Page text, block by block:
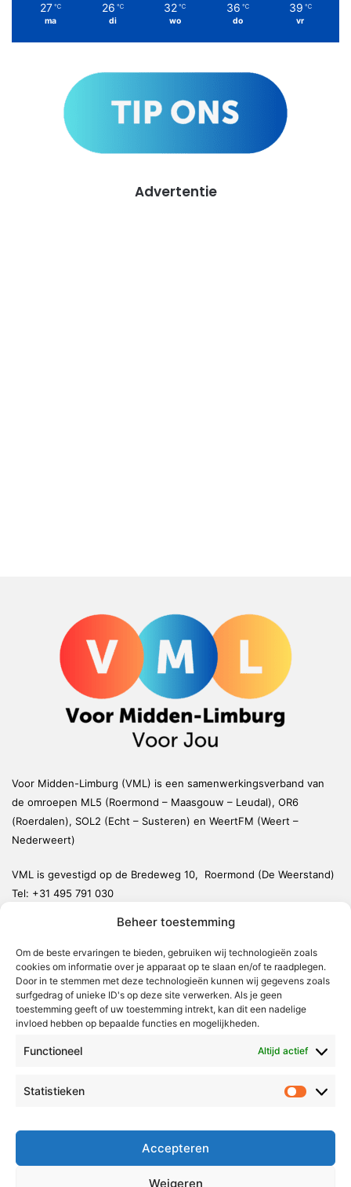
Beheer toestemming
Om de beste ervaringen te bieden, gebruiken wij technologieën zoals
cookies om informatie over je apparaat op te slaan en/of te raadplegen.
Door in te stemmen met deze technologieën kunnen wij gegevens zoals
surfgedrag of unieke ID's op deze site verwerken. Als je geen
toestemming geeft of uw toestemming intrekt, kan dit een nadelige
invloed hebben op bepaalde functies en mogelijkheden.
Functioneel Altijd actief
Statistieken
Accepteren
Weigeren
27 ℃
ma
26 ℃
di
32 ℃
wo
36 ℃
do
39 ℃
vr
Advertentie
Voor Midden-Limburg (VML) is een samenwerkingsverband van
de omroepen ML5 (Roermond – Maasgouw – Leudal), OR6
(Roerdalen), SOL2 (Echt – Susteren) en WeertFM (Weert –
Nederweert)
VML is gevestigd op de Bredeweg 10, Roermond (De Weerstand)
Tel: +31 495 791 030
Weert
Nederweert
Leudal
Maasgouw
Echt-Susteren
Roermond
Radio & TV